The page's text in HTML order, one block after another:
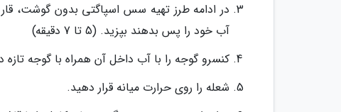
در ادامه طرز تهیه سس اسپاگتی بدون گوشت،
آب خود را پس بدهند بپزید. (5 تا 7 دقیقه)
کنسرو گوجه را با آب داخل آن همراه با گوجه تازه
شعله را روی حرارت میانه قرار دهید.